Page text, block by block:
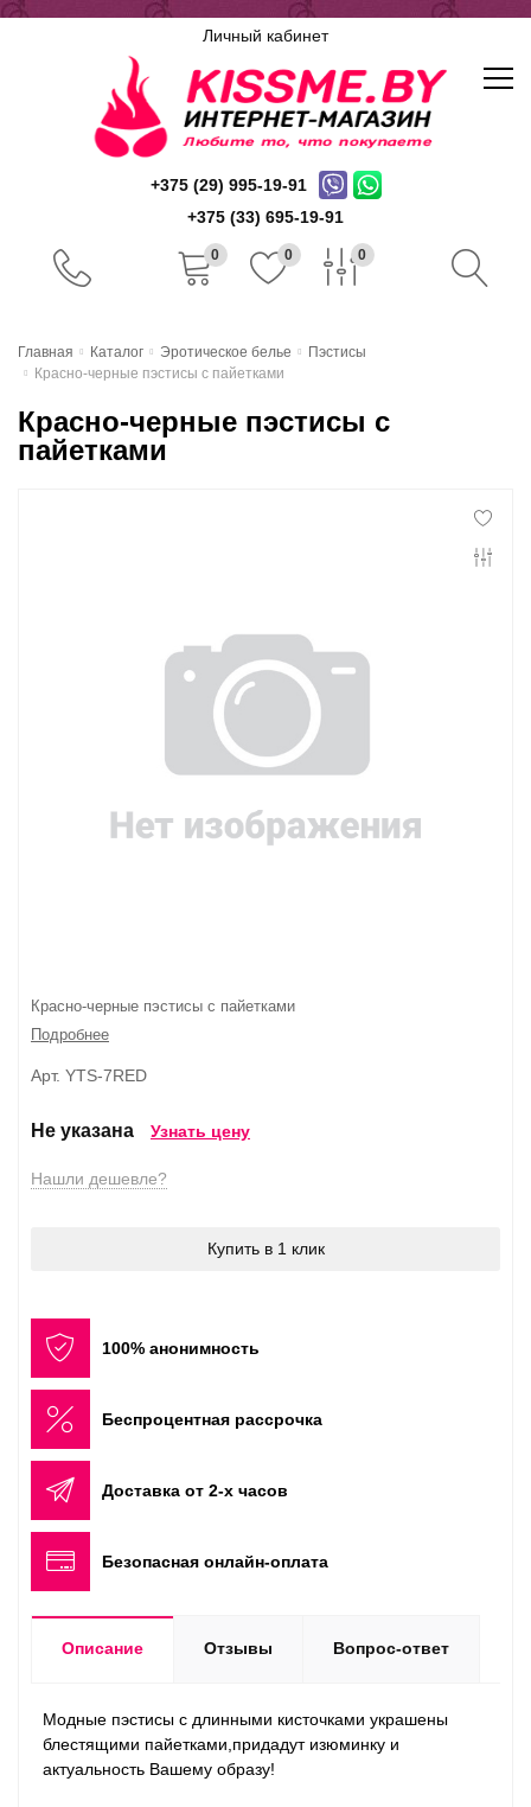
Личный кабинет
+375 (29) 995-19-91
+375 (33) 695-19-91
0 0 0
Доставка и оплата
Беспроцентная рассрочка
Главная Каталог Эротическое белье
Пэстисы
Красно-черные пэстисы с пайетками
Красно-черные пэстисы с
пайетками
Красно-черные пэстисы с пайетками
Подробнее
Арт. YTS-7RED
Не указана Узнать цену
Нашли дешевле?
Купить в 1 клик
100% анонимность
Беспроцентная рассрочка
Доставка от 2-х часов
Безопасная онлайн-оплата
Описание Отзывы Вопрос-ответ
Модные пэстисы с длинными кисточками украшены
блестящими пайетками,придадут изюминку и
актуальность Вашему образу!